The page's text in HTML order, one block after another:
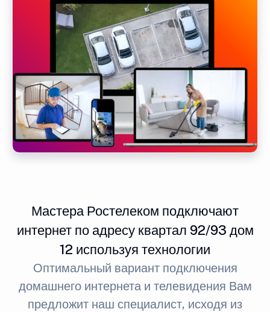
Мастера Ростелеком подключают
интернет по адресу квартал 92/93 дом
12 используя технологии
Оптимальный вариант подключения
домашнего интернета и телевидения Вам
предложит наш специалист, исходя из